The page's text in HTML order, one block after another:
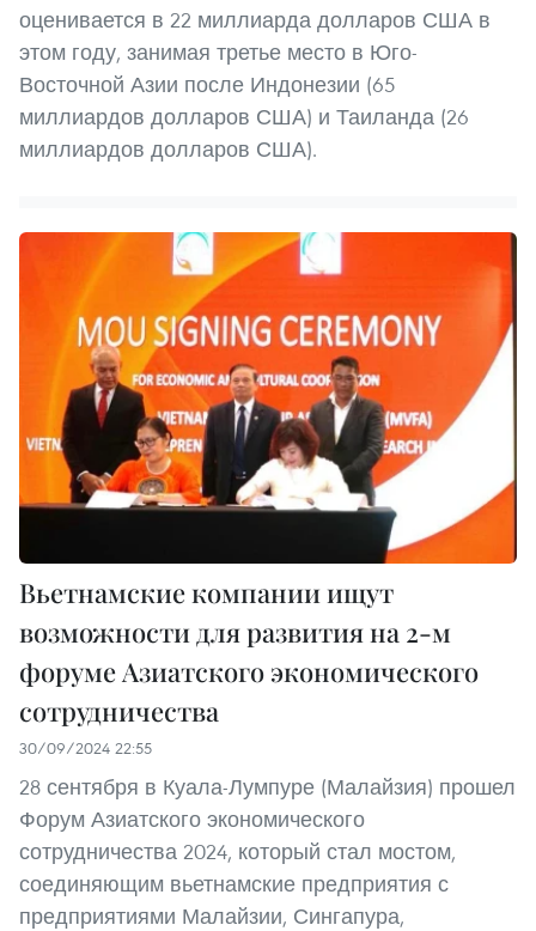
оценивается в 22 миллиарда долларов США в
этом году, занимая третье место в Юго-
Восточной Азии после Индонезии (65
миллиардов долларов США) и Таиланда (26
миллиардов долларов США).
Вьетнамские компании ищут
возможности для развития на 2-м
форуме Азиатского экономического
сотрудничества
30/09/2024 22:55
28 сентября в Куала-Лумпуре (Малайзия) прошел
Форум Азиатского экономического
сотрудничества 2024, который стал мостом,
соединяющим вьетнамские предприятия с
предприятиями Малайзии, Сингапура,